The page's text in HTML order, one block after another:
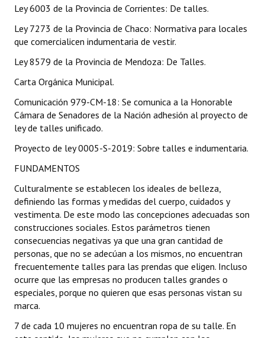
Declaraciones
Resoluciones
INSTITUCIONAL
Antiguos Pobladores
Noticias Destacadas
Registros y Distinciones
Premio al Mérito - Registro
Audiencias Públicas - Registro
Mujeres que Dejaron Huellas - Registro
Periodistas Decanos - Registro
Ciudadano Ilustre - Registro
Banca del Vecino - Registro
Ley 6003 de la Provincia de Corrientes: De talles.
Ley 7273 de la Provincia de Chaco: Normativa para locales
que comercialicen indumentaria de vestir.
Ley 8579 de la Provincia de Mendoza: De Talles.
Carta Orgánica Municipal.
Comunicación 979-CM-18: Se comunica a la Honorable
Cámara de Senadores de la Nación adhesión al proyecto de
ley de talles unificado.
Proyecto de ley 0005-S-2019: Sobre talles e indumentaria.
FUNDAMENTOS
Culturalmente se establecen los ideales de belleza,
definiendo las formas y medidas del cuerpo, cuidados y
vestimenta. De este modo las concepciones adecuadas son
construcciones sociales. Estos parámetros tienen
consecuencias negativas ya que una gran cantidad de
personas, que no se adecúan a los mismos, no encuentran
frecuentemente talles para las prendas que eligen. Incluso
ocurre que las empresas no producen talles grandes o
especiales, porque no quieren que esas personas vistan su
marca.
7 de cada 10 mujeres no encuentran ropa de su talle. En